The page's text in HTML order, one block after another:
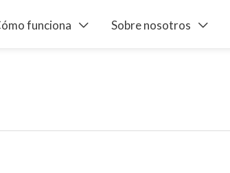
funciona Sobre nosotros